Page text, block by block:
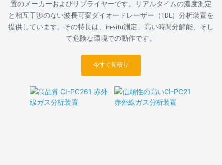
置のメーカーおよびサプライヤーです。リアルタイムの濃度測定
と相互干渉のない波長可変ダイオードレーザー（TDL）分析装置を
提供しています。その特長は、in-situ測定、高い時間分解能、そし
て危険な環境での動作です。
今すぐ見積り